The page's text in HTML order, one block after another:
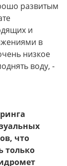
развитым
и
в
низкое
воду, -
что
только